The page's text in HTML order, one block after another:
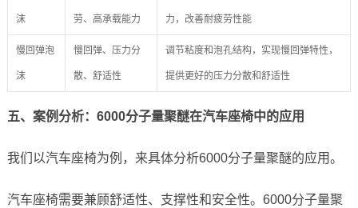
沫 劳、高承载能力 力，改善耐疲劳性能
慢回弹泡
沫
慢回弹、压力分
散、舒适性
调节粘度和泡孔结构，实现慢回弹特性，
提供更好的压力分散和舒适性
五、案例分析：6000分子量聚醚在汽车座椅中的应用
我们以汽车座椅为例，来具体分析6000分子量聚醚的应用。
汽车座椅需要兼顾舒适性、支撑性和安全性。6000分子量聚